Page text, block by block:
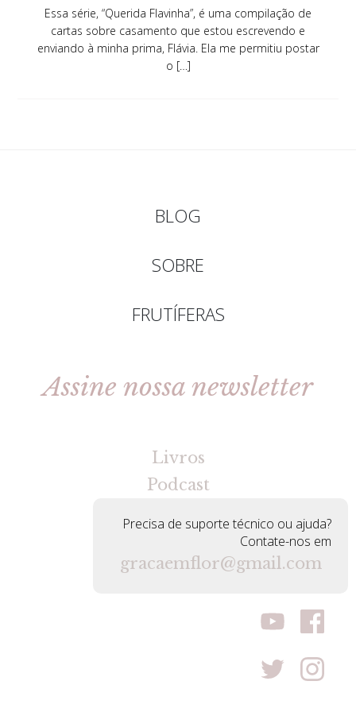
Essa série, “Querida Flavinha”, é uma compilação de
cartas sobre casamento que estou escrevendo e
enviando à minha prima, Flávia. Ela me permitiu postar
o […]
BLOG
SOBRE
FRUTÍFERAS
Assine nossa newsletter
Livros
Podcast
Precisa de suporte técnico ou ajuda?
Contate-nos em
gracaemflor@gmail.com